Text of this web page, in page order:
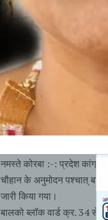
नमस्ते कोरबा :-: प्रदेश कांग्रेस
चौहान के अनुमोदन पश्चात्
जारी किया गया।
बालको ब्लॉक वार्ड क्र. 34 से